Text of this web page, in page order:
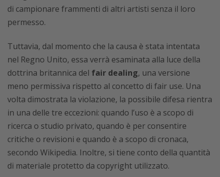
di campionare frammenti di altri artisti senza il loro
permesso.
Tuttavia, dal momento che la causa è stata intentata
nel Regno Unito, essa verrà esaminata alla luce della
dottrina britannica del fair dealing, una versione
meno permissiva rispetto al concetto di fair use. Una
volta dimostrata la violazione, la possibile difesa rientra
in una delle tre eccezioni: quando l’uso è a scopo di
ricerca o studio privato, quando è per consentire
critiche o revisioni e quando è a scopo di cronaca,
secondo Wikipedia. Inoltre, si tiene conto della quantità
di materiale protetto da copyright utilizzato.